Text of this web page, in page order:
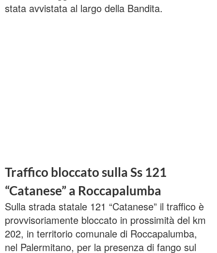
stata avvistata al largo della Bandita.
Traffico bloccato sulla Ss 121
“Catanese” a Roccapalumba
Sulla strada statale 121 “Catanese” il traffico è
provvisoriamente bloccato in prossimità del km
202, in territorio comunale di Roccapalumba,
nel Palermitano, per la presenza di fango sul